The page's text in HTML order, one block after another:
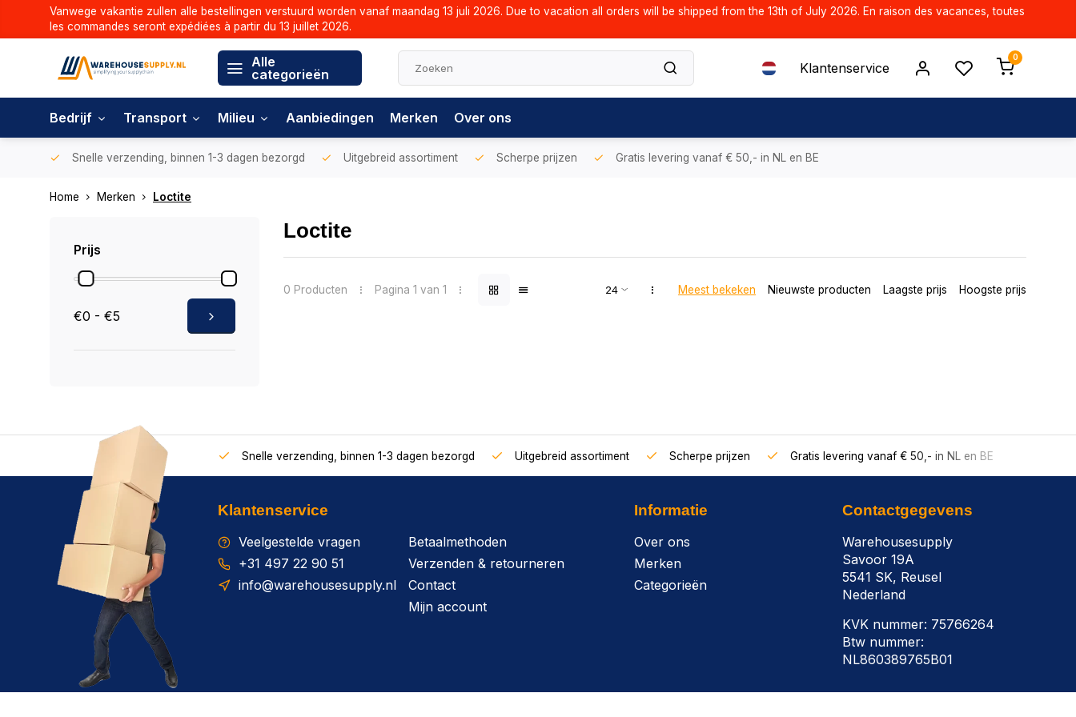
Vanwege vakantie zullen alle bestellingen verstuurd worden vanaf maandag 13 juli 2026. Due to vacation all orders will be shipped from the 13th of July 2026. En raison des vacances, toutes
les commandes seront expédiées à partir du 13 juillet 2026.
Alle
categorieën
Klantenservice
0
Bedrijf Transport Milieu Aanbiedingen Merken Over ons
Snelle verzending, binnen 1-3 dagen bezorgd Uitgebreid assortiment Scherpe prijzen Gratis levering vanaf € 50,- in NL en BE
Home Merken Loctite
Prijs
€0 - €5
Loctite
0 Producten Pagina 1 van 1 Meest bekeken Nieuwste producten Laagste prijs Hoogste prijs
Snelle verzending, binnen 1-3 dagen bezorgd Uitgebreid assortiment Scherpe prijzen Gratis levering vanaf € 50,- in NL en BE
Klantenservice
Veelgestelde vragen
+31 497 22 90 51
info@warehousesupply.nl
Betaalmethoden
Verzenden & retourneren
Contact
Mijn account
Informatie
Over ons
Merken
Categorieën
Contactgegevens
Warehousesupply
Savoor 19A
5541 SK, Reusel
Nederland
KVK nummer: 75766264
Btw nummer:
NL860389765B01